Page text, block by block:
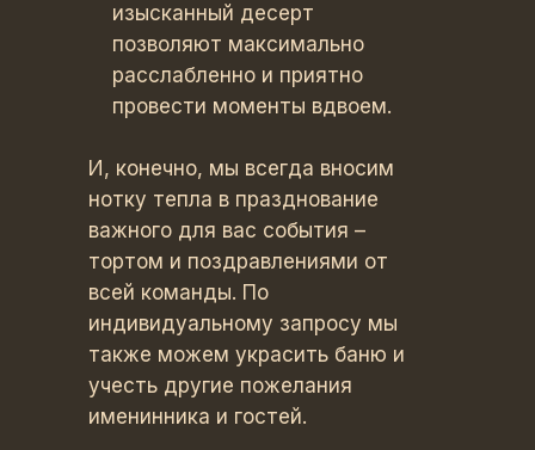
изысканный десерт
позволяют максимально
расслабленно и приятно
провести моменты вдвоем.
И, конечно, мы всегда вносим
нотку тепла в празднование
важного для вас события –
тортом и поздравлениями от
всей команды. По
индивидуальному запросу мы
также можем украсить баню и
учесть другие пожелания
именинника и гостей.